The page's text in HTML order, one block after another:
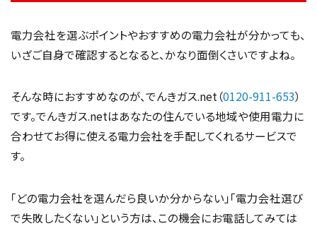
電力会社を選ぶポイントやおすすめの電力会社が分かっても、
いざご自身で確認するとなると、かなり面倒くさいですよね。
そんな時におすすめなのが、でんきガス.net（0120-911-653）
です。でんきガス.netはあなたの住んでいる地域や使用電力に
合わせてお得に使える電力会社を手配してくれるサービスで
す。
「どの電力会社を選んだら良いか分からない」「電力会社選び
で失敗したくない」という方は、この機会にお電話してみては